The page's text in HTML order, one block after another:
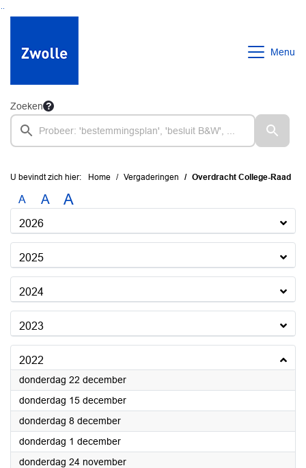
Ga naar de inhoud van deze pagina
Ga naar het zoeken
Ga naar het menu
Menu
Zoeken
U bevindt zich hier: Home Vergaderingen Overdracht College-Raad
A A A
2026
2025
2024
2023
2022
donderdag 22 december2022
donderdag 15 december2022
donderdag 8 december2022
donderdag 1 december2022
donderdag 24 november2022